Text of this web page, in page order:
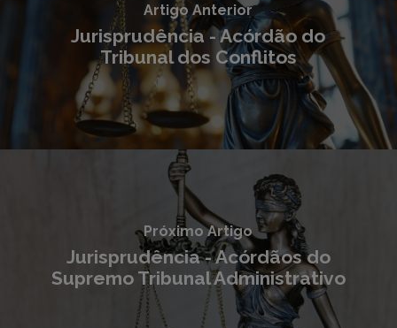
Artigo Anterior
Jurisprudência - Acórdão do
Tribunal dos Conflitos
Próximo Artigo
Jurisprudência - Acórdãos do
Supremo Tribunal Administrativo